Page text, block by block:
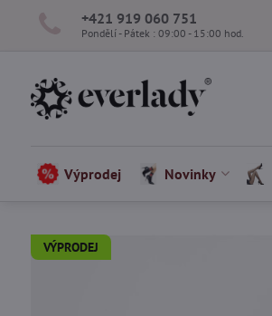
+421 919 060 751
Pondělí - Pátek : 09:00 - 15:00 hod.
Výprodej Novinky
VÝPRODEJ